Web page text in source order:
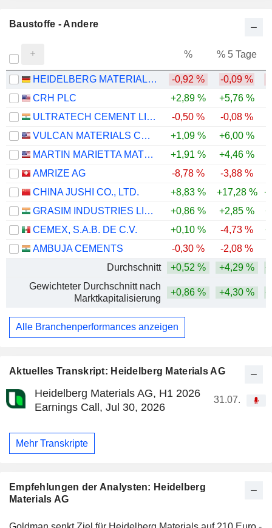
Aktuelles Transkript: Heidelberg Materials AG
Heidelberg Materials AG, H1 2026
Earnings Call, Jul 30, 2026
31.07.
Mehr Transkripte
Empfehlungen der Analysten: Heidelberg
Materials AG
Baustoffe - Andere
% % 5 Tage
HEIDELBERG MATERIALS AG -0,92 % -0,09 %
CRH PLC
+2,89 % +5,76 %
ULTRATECH CEMENT LIMITED
-0,50 % -0,08 %
VULCAN MATERIALS COMPANY
+1,09 % +6,00 %
MARTIN MARIETTA MATERIALS, INC.
+1,91 % +4,46 %
AMRIZE AG
-8,78 % -3,88 %
CHINA JUSHI CO., LTD.
+8,83 % +17,28 %
GRASIM INDUSTRIES LIMITED
+0,86 % +2,85 %
CEMEX, S.A.B. DE C.V.
+0,10 % -4,73 %
AMBUJA CEMENTS
-0,30 % -2,08 %
Durchschnitt
+0,52 % +4,29 %
Gewichteter Durchschnitt nach
Marktkapitalisierung
+0,86 % +4,30 %
Alle Branchenperformances anzeigen